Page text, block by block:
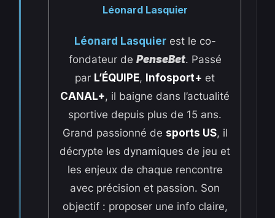
Léonard Lasquier
Léonard Lasquierest le co-
fondateur de PenseBet. Passé
par L’ÉQUIPE, Infosport+ et
CANAL+, il baigne dans l’actualité
sportive depuis plus de 15 ans.
Grand passionné de sports US, il
décrypte les dynamiques de jeu et
les enjeux de chaque rencontre
avec précision et passion. Son
objectif : proposer une info claire,